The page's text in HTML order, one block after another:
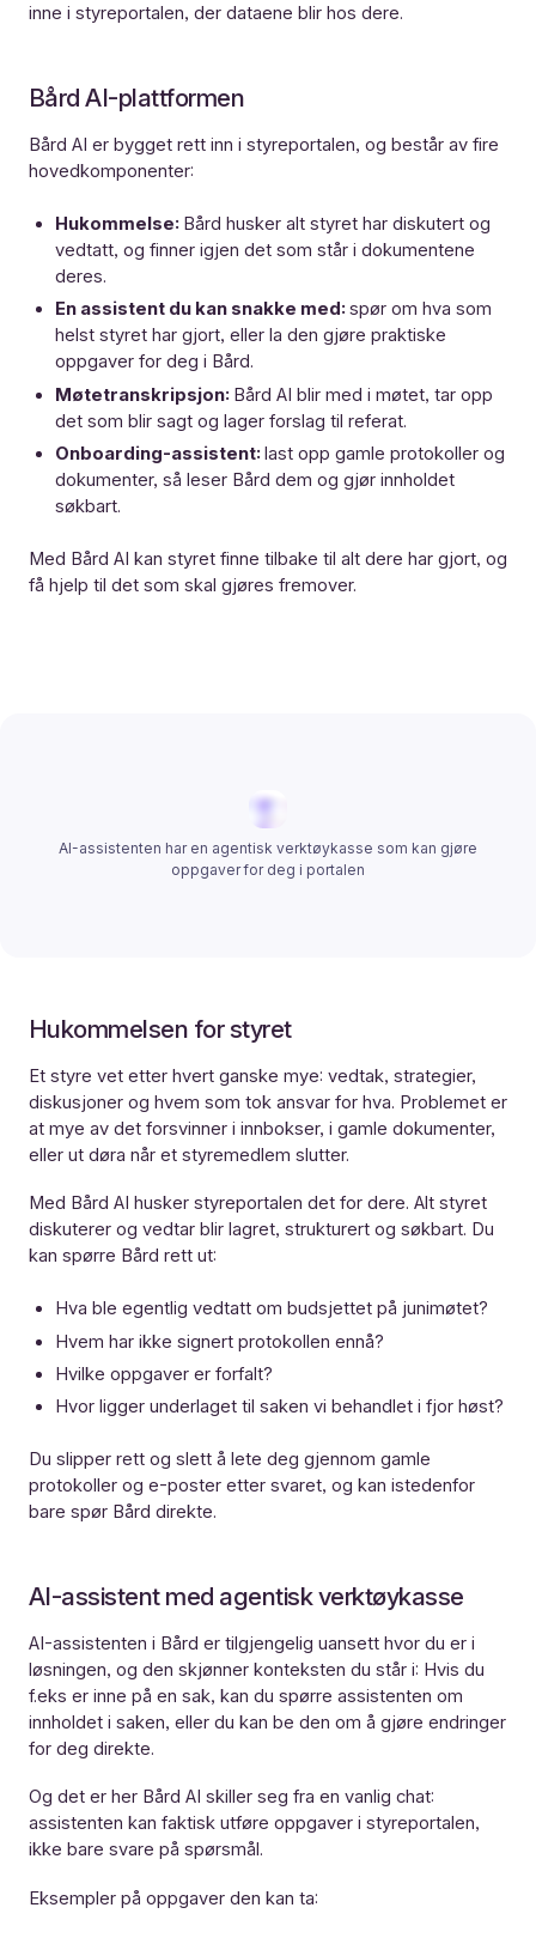
inne i styreportalen, der dataene blir hos dere.
Bård AI-plattformen
Bård AI er bygget rett inn i styreportalen, og består av fire
hovedkomponenter:
Hukommelse: Bård husker alt styret har diskutert og
vedtatt, og finner igjen det som står i dokumentene
deres.
En assistent du kan snakke med:spør om hva som
helst styret har gjort, eller la den gjøre praktiske
oppgaver for deg i Bård.
Møtetranskripsjon: Bård AI blir med i møtet, tar opp
det som blir sagt og lager forslag til referat.
Onboarding-assistent:last opp gamle protokoller og
dokumenter, så leser Bård dem og gjør innholdet
søkbart.
Med Bård AI kan styret finne tilbake til alt dere har gjort, og
få hjelp til det som skal gjøres fremover.
AI-assistenten har en agentisk verktøykasse som kan gjøre
oppgaver for deg i portalen
Hukommelsen for styret
Et styre vet etter hvert ganske mye: vedtak, strategier,
diskusjoner og hvem som tok ansvar for hva. Problemet er
at mye av det forsvinner i innbokser, i gamle dokumenter,
eller ut døra når et styremedlem slutter.
Med Bård AI husker styreportalen det for dere. Alt styret
diskuterer og vedtar blir lagret, strukturert og søkbart. Du
kan spørre Bård rett ut:
Hva ble egentlig vedtatt om budsjettet på junimøtet?
Hvem har ikke signert protokollen ennå?
Hvilke oppgaver er forfalt?
Hvor ligger underlaget til saken vi behandlet i fjor høst?
Du slipper rett og slett å lete deg gjennom gamle
protokoller og e-poster etter svaret, og kan istedenfor
bare spør Bård direkte.
AI-assistent med agentisk verktøykasse
AI-assistenten i Bård er tilgjengelig uansett hvor du er i
løsningen, og den skjønner konteksten du står i: Hvis du
f.eks er inne på en sak, kan du spørre assistenten om
innholdet i saken, eller du kan be den om å gjøre endringer
for deg direkte.
Og det er her Bård AI skiller seg fra en vanlig chat:
assistenten kan faktisk utføre oppgaver i styreportalen,
ikke bare svare på spørsmål.
Eksempler på oppgaver den kan ta: